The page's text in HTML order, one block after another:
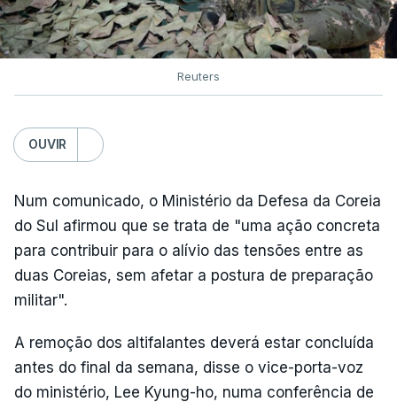
Reuters
OUVIR
Num comunicado, o Ministério da Defesa da Coreia
do Sul afirmou que se trata de "uma ação concreta
para contribuir para o alívio das tensões entre as
duas Coreias, sem afetar a postura de preparação
militar".
A remoção dos altifalantes deverá estar concluída
antes do final da semana, disse o vice-porta-voz
do ministério, Lee Kyung-ho, numa conferência de